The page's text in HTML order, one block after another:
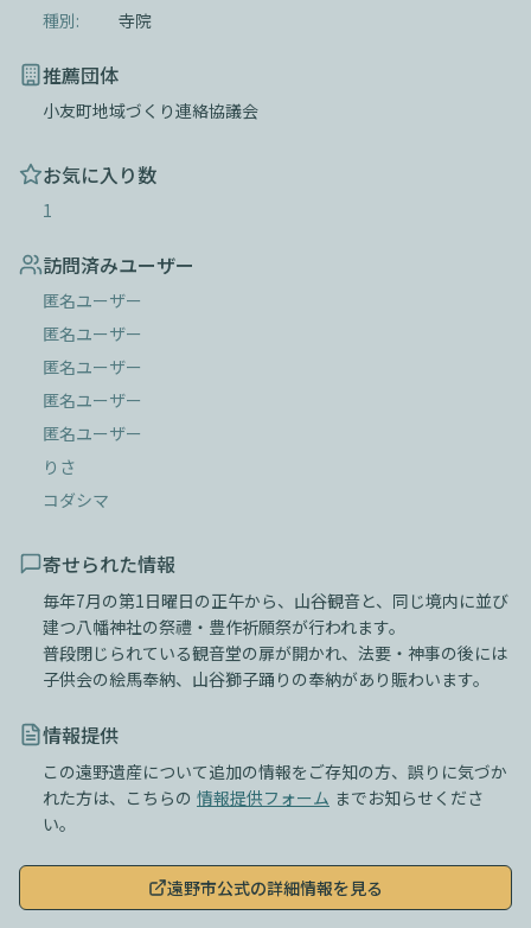
種別:
寺院
推薦団体
小友町地域づくり連絡協議会
お気に入り数
1
訪問済みユーザー
匿名ユーザー
匿名ユーザー
匿名ユーザー
匿名ユーザー
匿名ユーザー
りさ
コダシマ
寄せられた情報
毎年7月の第1日曜日の正午から、山谷観音と、同じ境内に並び
建つ八幡神社の祭禮・豊作祈願祭が行われます。
普段閉じられている観音堂の扉が開かれ、法要・神事の後には
子供会の絵馬奉納、山谷獅子踊りの奉納があり賑わいます。
情報提供
この遠野遺産について追加の情報をご存知の方、誤りに気づか
れた方は、こちらの 情報提供フォーム までお知らせくださ
い。
遠野市公式の詳細情報を見る